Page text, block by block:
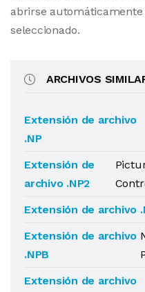
abrirse
seleccionado.
ARCHIVOS
Extensión de archivo
.NP
Extensión de
archivo .NP2
Extensión de archivo
Extensión de archivo
.NPB
Extensión de archivo